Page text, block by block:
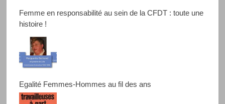
Femme en responsabilité au sein de la CFDT : toute une
histoire !
Egalité Femmes-Hommes au fil des ans